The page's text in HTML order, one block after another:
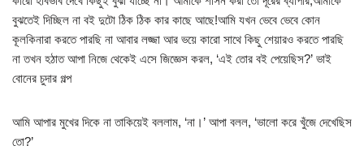
বুঝতেই দিচ্ছিল না বই দুটো ঠিক ঠিক কার কাছে আছে!আমি যখন ভেবে ভেবে কোন
কূলকিনারা করতে পারছি না আবার লজ্জা আর ভয়ে কারো সাথে কিছু শেয়ারও করতে পারছি
না তখন হঠাত আপা নিজে থেকেই এসে জিজ্ঞেস করল, ‘এই তোর বই পেয়েছিস?’ ভাই
বোনের চুদার গল্প
আমি আপার মুখের দিকে না তাকিয়েই বললাম, ‘না।’ আপা বলল, ‘ভালো করে খুঁজে দেখেছিস
তো?’